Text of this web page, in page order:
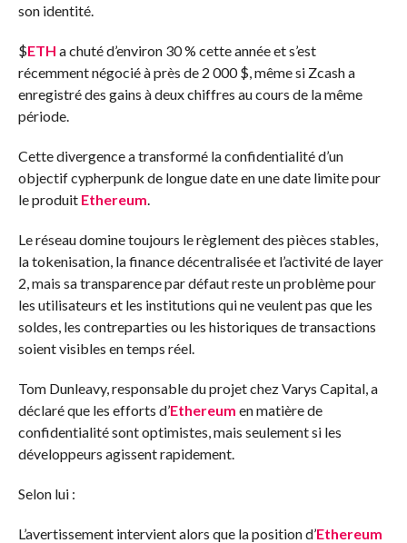
son identité.
$ETH a chuté d’environ 30 % cette année et s’est
récemment négocié à près de 2 000 $, même si Zcash a
enregistré des gains à deux chiffres au cours de la même
période.
Cette divergence a transformé la confidentialité d’un
objectif cypherpunk de longue date en une date limite pour
le produit Ethereum.
Le réseau domine toujours le règlement des pièces stables,
la tokenisation, la finance décentralisée et l’activité de layer
2, mais sa transparence par défaut reste un problème pour
les utilisateurs et les institutions qui ne veulent pas que les
soldes, les contreparties ou les historiques de transactions
soient visibles en temps réel.
Tom Dunleavy, responsable du projet chez Varys Capital, a
déclaré que les efforts d’Ethereum en matière de
confidentialité sont optimistes, mais seulement si les
développeurs agissent rapidement.
Selon lui :
L’avertissement intervient alors que la position d’Ethereum